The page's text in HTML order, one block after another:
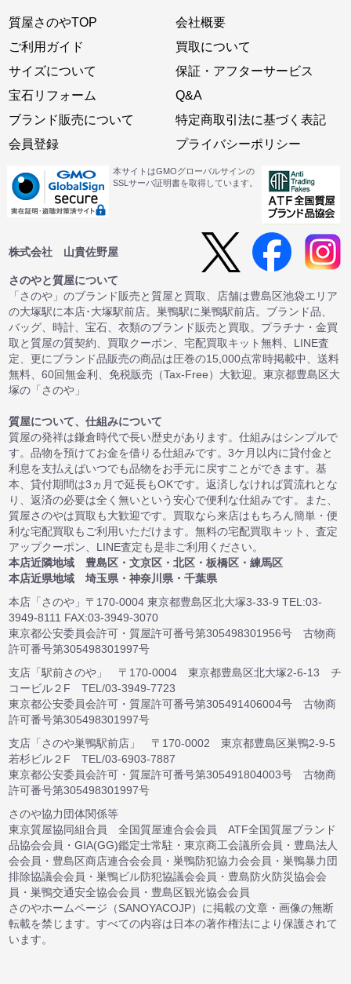
質屋さのやTOP
ご利用ガイド
サイズについて
宝石リフォーム
ブランド販売について
会員登録
会社概要
買取について
保証・アフターサービス
Q&A
特定商取引法に基づく表記
プライバシーポリシー
本サイトはGMOグローバルサインの
SSLサーバ証明書を取得しています。
株式会社 山貴佐野屋
さのやと質屋について
「さのや」のブランド販売と質屋と買取、店舗は豊島区池袋エリア
の大塚駅に本店･大塚駅前店。巣鴨駅に巣鴨駅前店。ブランド品、
バッグ、時計、宝石、衣類のブランド販売と買取。プラチナ・金買
取と質屋の質契約、買取クーポン、宅配買取キット無料、LINE査
定、更にブランド品販売の商品は圧巻の15,000点常時掲載中、送料
無料、60回無金利、免税販売（Tax-Free）大歓迎。東京都豊島区大
塚の「さのや」
質屋について、仕組みについて
質屋の発祥は鎌倉時代で長い歴史があります。仕組みはシンプルで
す。品物を預けてお金を借りる仕組みです。3ケ月以内に貸付金と
利息を支払えばいつでも品物をお手元に戻すことができます。基
本、貸付期間は3ヵ月で延長もOKです。返済しなければ質流れとな
り、返済の必要は全く無いという安心で便利な仕組みです。また、
質屋さのやは買取も大歓迎です。買取なら来店はもちろん簡単・便
利な宅配買取もご利用いただけます。無料の宅配買取キット、査定
アップクーポン、LINE査定も是非ご利用ください。
本店近隣地域 豊島区・文京区・北区・板橋区・練馬区
本店近県地域 埼玉県・神奈川県・千葉県
本店「さのや」〒170-0004 東京都豊島区北大塚3-33-9 TEL:03-
3949-8111 FAX:03-3949-3070
東京都公安委員会許可・質屋許可番号第305498301956号 古物商
許可番号第305498301997号
支店「駅前さのや」 〒170-0004 東京都豊島区北大塚2-6-13 チ
コービル２F TEL/03-3949-7723
東京都公安委員会許可・質屋許可番号第305491406004号 古物商
許可番号第305498301997号
支店「さのや巣鴨駅前店」 〒170-0002 東京都豊島区巣鴨2-9-5
若杉ビル２F TEL/03-6903-7887
東京都公安委員会許可・質屋許可番号第305491804003号 古物商
許可番号第305498301997号
さのや協力団体関係等
東京質屋協同組合員 全国質屋連合会会員 ATF全国質屋ブランド
品協会会員・GIA(GG)鑑定士常駐・東京商工会議所会員・豊島法人
会会員・豊島区商店連合会会員・巣鴨防犯協力会会員・巣鴨暴力団
排除協議会会員・巣鴨ビル防犯協議会会員・豊島防火防災協会会
員・巣鴨交通安全協会会員・豊島区観光協会会員
さのやホームページ（SANOYACOJP）に掲載の文章・画像の無断
転載を禁じます。すべての内容は日本の著作権法により保護されて
います。